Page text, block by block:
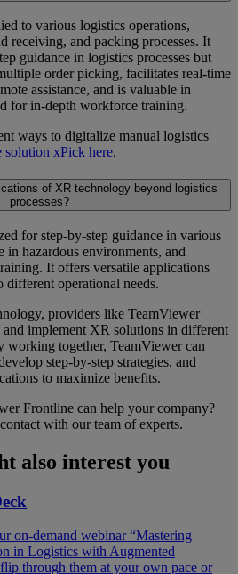
to various logistics operations,
receiving, and packing processes. It
guidance in logistics processes but
order picking, facilitates real-time
assistance, and is valuable in
for in-depth workforce training.
ways to digitalize manual logistics
solution xPick here.
of XR technology beyond logistics
processes?
for step-by-step guidance in various
in hazardous environments, and
It offers versatile applications
operational needs.
providers like TeamViewer
and implement XR solutions in different
working together, TeamViewer can
step-by-step strategies, and
to maximize benefits.
Frontline can help your company?
with our team of experts.
also interest you
on-demand webinar “Mastering
in Logistics with Augmented
through them at your own pace or